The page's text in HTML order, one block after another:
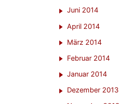
Juni 2014
April 2014
März 2014
Februar 2014
Januar 2014
Dezember 2013